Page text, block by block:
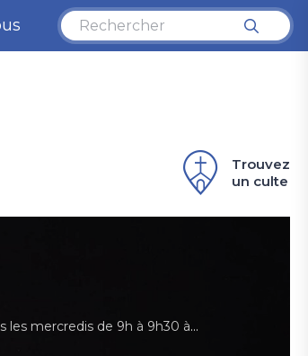
Trouvez
un culte
de 9h à 9h30 à l'église de La Tour-de-Peilz